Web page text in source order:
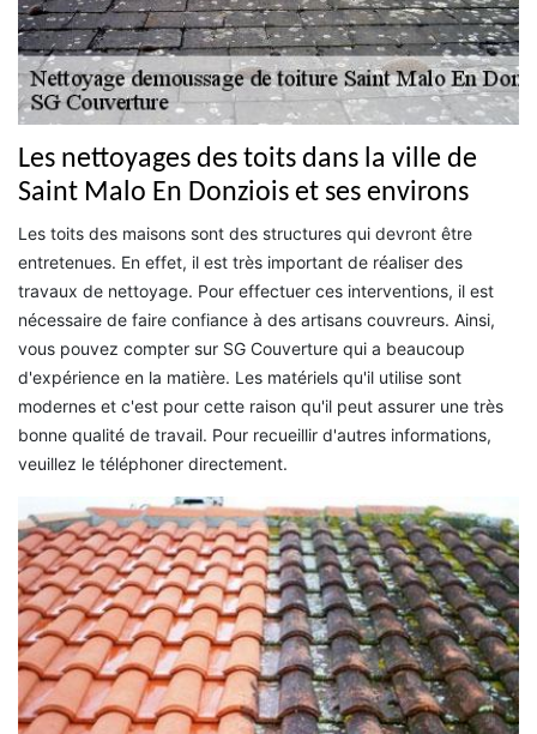
Les nettoyages des toits dans la ville de
Saint Malo En Donziois et ses environs
Les toits des maisons sont des structures qui devront être
entretenues. En effet, il est très important de réaliser des
travaux de nettoyage. Pour effectuer ces interventions, il est
nécessaire de faire confiance à des artisans couvreurs. Ainsi,
vous pouvez compter sur SG Couverture qui a beaucoup
d'expérience en la matière. Les matériels qu'il utilise sont
modernes et c'est pour cette raison qu'il peut assurer une très
bonne qualité de travail. Pour recueillir d'autres informations,
veuillez le téléphoner directement.